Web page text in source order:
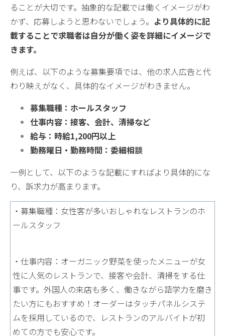
ることが大切です。抽象的な記載では働くイメージがわ
かず、応募しようと思わないでしょう。 より具体的に記
載することで求職者は自分が働く姿を詳細にイメージで
きます。
例えば、以下のような募集要項では、他の求人広告と代
わり映えがなく、具体的なイメージがわきません。
募集職種：ホールスタッフ
仕事内容：接客、会計、清掃など
給与：時給1,200円以上
勤務曜日・勤務時間：委細相談
一例として、以下のような記載にすればより具体的にな
り、訴求力が高まります。
・募集職種：女性客が多いおしゃれなレストランのホ
ールスタッフ
・仕事内容：オーガニック野菜を使ったメニューが女
性に人気のレストランで、接客や会計、清掃をする仕
事です。外国人の来店も多く、働きながら語学力を磨き
たい方にもおすすめ！オーダーはタッチパネルシステ
ムを採用しているので、レストランのアルバイトが初
めての方でも安心です。